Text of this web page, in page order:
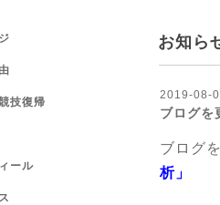
お知ら
2019-08-
ブログを
ブログ
析」
技復帰
ール